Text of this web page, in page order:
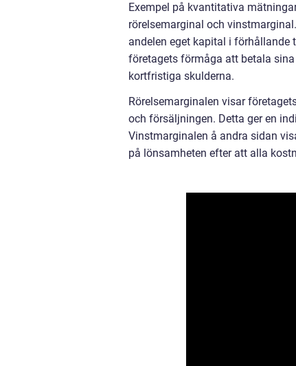
Exempel på kvantitativa
rörelsemarginal och
andelen eget kapital i
företagets förmåga att betala
kortfristiga skulderna.
Rörelsemarginalen visar
och försäljningen. Detta ger en
Vinstmarginalen å andra sidan
på lönsamheten efter att alla